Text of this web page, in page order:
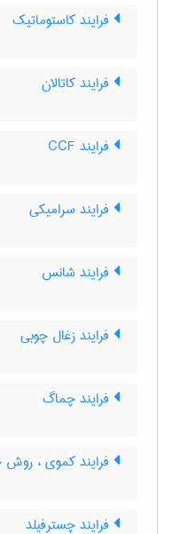
فرایند کاستوماتیک
فرایند کاتالان
فرایند CCF
فرایند سرامیکی
فرایند شانس
فرایند زغال چوبی
فرایند چماگ
فرایند کموی ، روش
فرایند چسترفیلد